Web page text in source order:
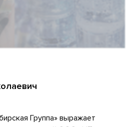
Группа» выражает